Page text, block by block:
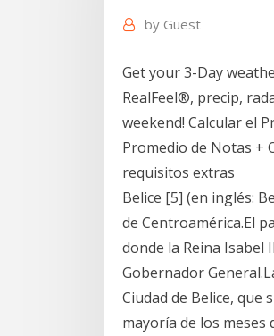
by Guest
Get your 3-Day
RealFeel®, precip,
weekend! Calcular el
Promedio de Notas +
requisitos extras
Belice [5] (en inglés:
de Centroamérica.El
donde la Reina Isabel
Gobernador
Ciudad de Belice, que
mayoría de los meses